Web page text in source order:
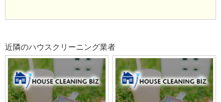
近隣のハウスクリーニング業者